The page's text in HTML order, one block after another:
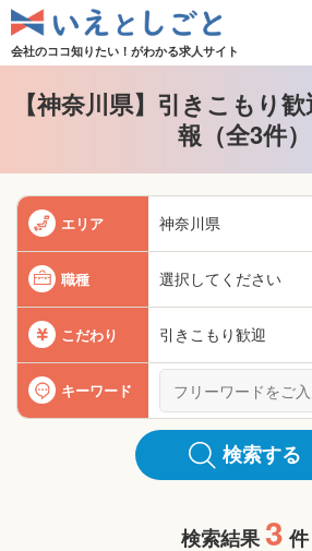
会社のココ知りたい！がわかる求人サイト
【神奈川県】引きこもり
報（全3件）
エリア 神奈川県
職種 選択してください
こだわり 引きこもり歓迎
キーワード
検索する
検索結果 3 件